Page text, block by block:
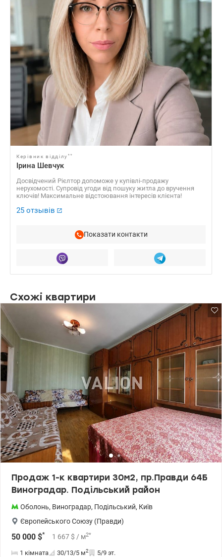
Керівник відділу **
Ірина Шевчук
Досвідчений Рієлтор допоможе у купівлі-продажу
нерухомості. Супровід угоди від пошуку житла до вручення
ключів! Максимальне відстоювання інтересів клієнта!
25 отзывів
Показати контакти
Схожі квартири
Продаж 1-к квартири 30м2, пр.Правди 64Б
Виноградар. Подільський район
Оболонь, Виноградар, Подільський, Київ
Європейського Союзу (Правди)
50 000 $* 1 667 $ / м2*
1 кімната 30/13/5 м2 5/9 эт.